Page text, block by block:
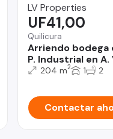
LV Properties
Quilicura
Arriendo bodega
P. Industrial en A.
UF41,00
204 m2 1 2
Contactar